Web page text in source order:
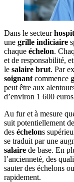
Dans le secteur
une grille indiciaire
chaque échelon.
et de responsabilité,
le salaire brut. Par
soignant commence
peut être aux
d’environ 1 600
Au fur et à mesure
suit potentiellement
des échelons
se traduit par une
salaire de base. En
l’ancienneté, des
sauter des échelons
rapidement.